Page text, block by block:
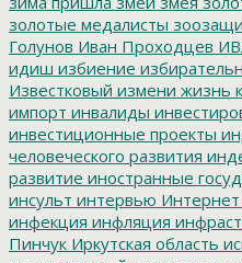
золотые медалисты
Голунов Иван Проходцев
идиш избиение
Известковый измени жизнь
импорт инвалиды
инвестиционные проекты
человеческого развития
развитие иностранные
инсульт интервью Интернет
инфекция инфляция
Пинчук Иркутская область